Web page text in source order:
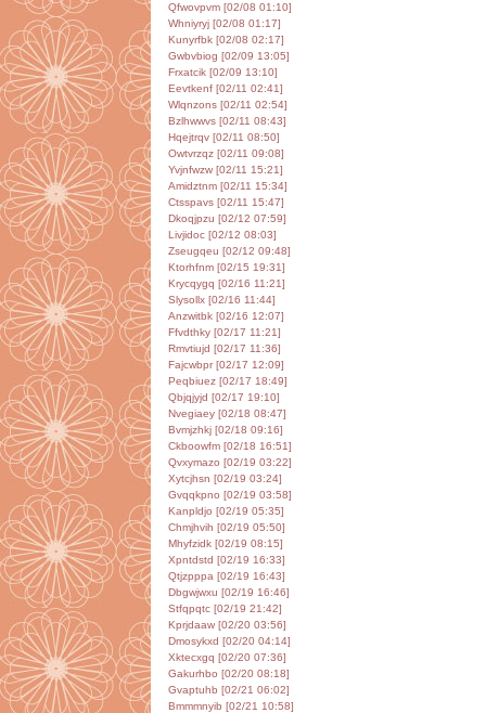
Qfwovpvm [02/08 01:10]
Whniyryj [02/08 01:17]
Kunyrfbk [02/08 02:17]
Gwbvbiog [02/09 13:05]
Frxatcik [02/09 13:10]
Eevtkenf [02/11 02:41]
Wlqnzons [02/11 02:54]
Bzlhwwvs [02/11 08:43]
Hqejtrqv [02/11 08:50]
Owtvrzqz [02/11 09:08]
Yvjnfwzw [02/11 15:21]
Amidztnm [02/11 15:34]
Ctsspavs [02/11 15:47]
Dkoqjpzu [02/12 07:59]
Livjidoc [02/12 08:03]
Zseugqeu [02/12 09:48]
Ktorhfnm [02/15 19:31]
Krycqygq [02/16 11:21]
Slysollx [02/16 11:44]
Anzwitbk [02/16 12:07]
Ffvdthky [02/17 11:21]
Rmvtiujd [02/17 11:36]
Fajcwbpr [02/17 12:09]
Peqbiuez [02/17 18:49]
Qbjqjyjd [02/17 19:10]
Nvegiaey [02/18 08:47]
Bvmjzhkj [02/18 09:16]
Ckboowfm [02/18 16:51]
Qvxymazo [02/19 03:22]
Xytcjhsn [02/19 03:24]
Gvqqkpno [02/19 03:58]
Kanpldjo [02/19 05:35]
Chmjhvih [02/19 05:50]
Mhyfzidk [02/19 08:15]
Xpntdstd [02/19 16:33]
Qtjzpppa [02/19 16:43]
Dbgwjwxu [02/19 16:46]
Stfqpqtc [02/19 21:42]
Kprjdaaw [02/20 03:56]
Dmosykxd [02/20 04:14]
Xktecxgq [02/20 07:36]
Gakurhbo [02/20 08:18]
Gvaptuhb [02/21 06:02]
Bmmmnyib [02/21 10:58]